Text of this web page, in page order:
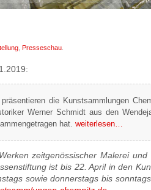
Presseschau
die Kunstsammlungen
Werner Schmidt aus den
hat. weiterlesen…
zeitgenössischer Malerei
ist bis 22. April in den
sowie donnerstags bis